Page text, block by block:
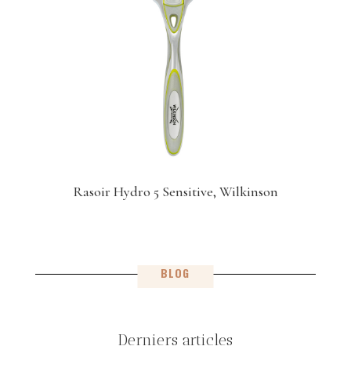
Rasoir Hydro 5 Sensitive, Wilkinson
BLOG
Derniers articles